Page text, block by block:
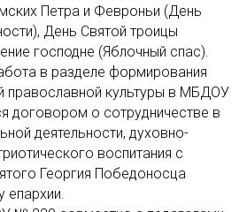
Петра и Февроньи (День
День Святой троицы
господне (Яблочный спас).
в разделе формирования
православной культуры в МБДОУ
договором о сотрудничестве в
деятельности, духовно-
воспитания с
Георгия Победоносца
епархии.